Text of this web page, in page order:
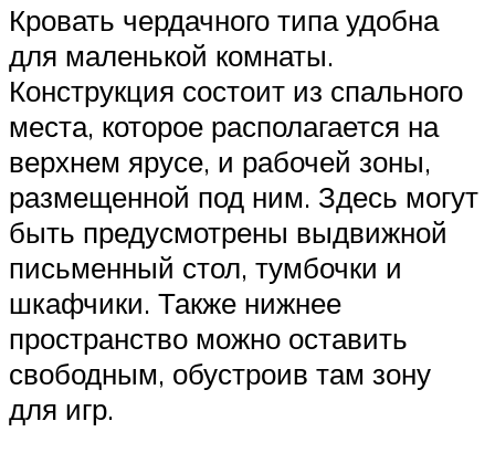
Кровать чердачного типа удобна
для маленькой комнаты.
Конструкция состоит из спального
места, которое располагается на
верхнем ярусе, и рабочей зоны,
размещенной под ним. Здесь могут
быть предусмотрены выдвижной
письменный стол, тумбочки и
шкафчики. Также нижнее
пространство можно оставить
свободным, обустроив там зону
для игр.